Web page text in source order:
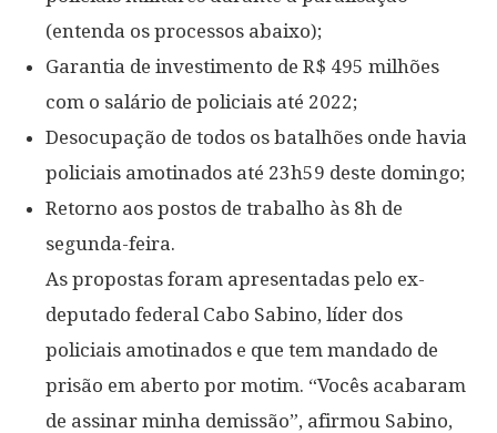
(entenda os processos abaixo);
Garantia de investimento de R$ 495 milhões
com o salário de policiais até 2022;
Desocupação de todos os batalhões onde havia
policiais amotinados até 23h59 deste domingo;
Retorno aos postos de trabalho às 8h de
segunda-feira.
As propostas foram apresentadas pelo ex-
deputado federal Cabo Sabino, líder dos
policiais amotinados e que tem mandado de
prisão em aberto por motim. “Vocês acabaram
de assinar minha demissão”, afirmou Sabino,